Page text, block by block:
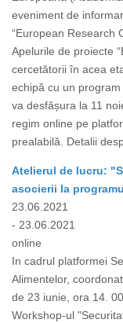
eveniment de
“European Research
Apelurile de proiecte
cercetătorii în acea
echipă cu un
va desfășura la 11
regim online pe
prealabilă. Detalii
Atelierul de lucru:
asocierii la
23.06.2021
- 23.06.2021
online
In cadrul platformei
Alimentelor,
de 23 iunie, ora 14.
Workshop-ul